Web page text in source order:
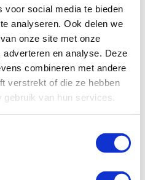
voor social media te bieden
analyseren. Ook delen we
onze site met onze
en analyse. Deze
combineren met andere
verstrekt of die ze hebben
van hun services.